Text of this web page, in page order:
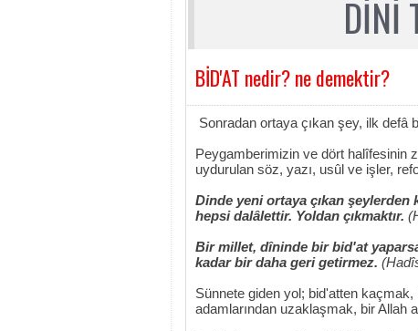
DİNİ
BİD'AT nedir? ne demektir?
Sonradan ortaya çıkan şey, ilk
Peygamberimizin ve dört halîfesinin
uydurulan söz, yazı, usûl ve işler,
Dinde yeni ortaya çıkan
hepsi dalâlettir. Yoldan çıkmaktır.
Bir millet, dîninde bir bid'at
kadar bir daha geri getirmez.
Sünnete giden yol; bid'atten
adamlarından uzaklaşmak, bir Allah